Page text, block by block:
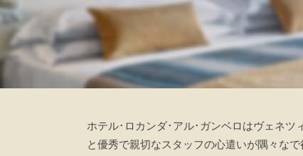
ホテル･ロカンダ･アル･ガンベロはヴェネツ
と優秀で親切なスタッフの心遣いが隅々な